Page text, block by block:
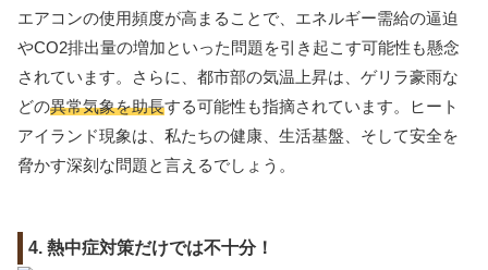
エアコンの使用頻度が高まることで、エネルギー需給の逼迫
やCO2排出量の増加といった問題を引き起こす可能性も懸念
されています。さらに、都市部の気温上昇は、ゲリラ豪雨な
どの異常気象を助長する可能性も指摘されています。ヒート
アイランド現象は、私たちの健康、生活基盤、そして安全を
脅かす深刻な問題と言えるでしょう。
4. 熱中症対策だけでは不十分！